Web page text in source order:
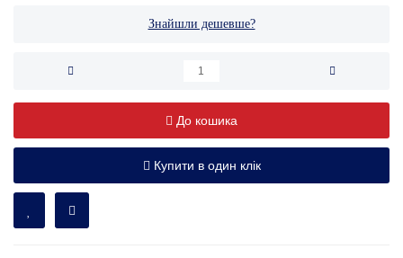
Знайшли дешевше?
До кошика
Купити в один клік